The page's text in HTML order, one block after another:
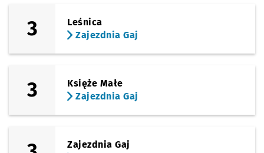
3
Leśnica
Zajezdnia Gaj
3
Księże Małe
Zajezdnia Gaj
Zajezdnia Gaj